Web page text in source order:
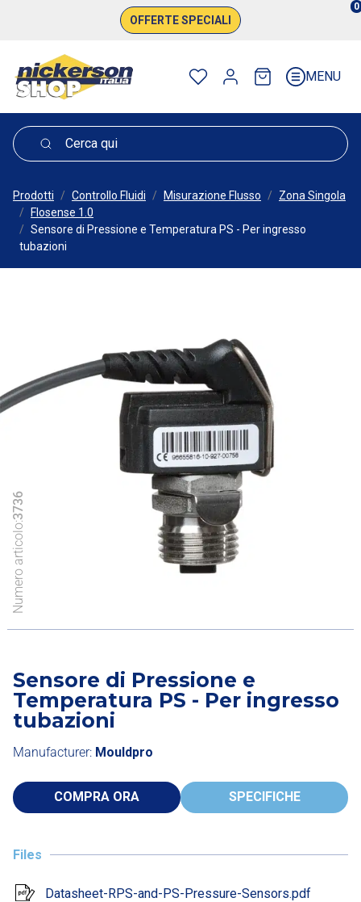
OFFERTE SPECIALI
PreferitiRegistratiCarrello
0
MENU
Prodotti Controllo Fluidi Misurazione Flusso
Zona Singola
Flosense 1.0
Sensore di Pressione e Temperatura PS - Per ingresso
tubazioni
Numero articolo:
3736
Sensore di Pressione e
Temperatura PS - Per ingresso
tubazioni
Mouldpro
COMPRA ORA SPECIFICHE
Files
Datasheet-RPS-and-PS-Pressure-Sensors.pdf